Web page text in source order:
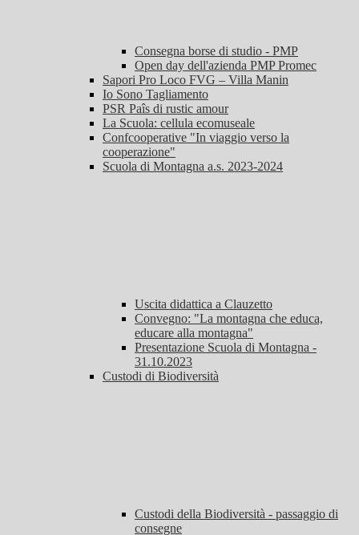
Consegna borse di studio - PMP
Open day dell'azienda PMP Promec
Sapori Pro Loco FVG – Villa Manin
Io Sono Tagliamento
PSR Paîs di rustic amour
La Scuola: cellula ecomuseale
Confcooperative "In viaggio verso la
cooperazione"
Scuola di Montagna a.s. 2023-2024
Uscita didattica a Clauzetto
Convegno: "La montagna che educa,
educare alla montagna"
Presentazione Scuola di Montagna -
31.10.2023
Custodi di Biodiversità
Custodi della Biodiversità - passaggio di
consegne